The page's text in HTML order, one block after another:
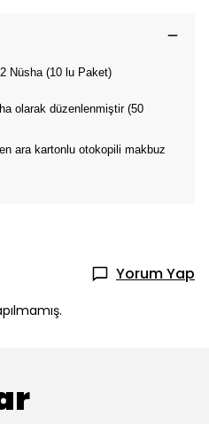
Nüsha (10 lu Paket)
olarak düzenlenmiştir (50
ara kartonlu otokopili makbuz
Yorum Yap